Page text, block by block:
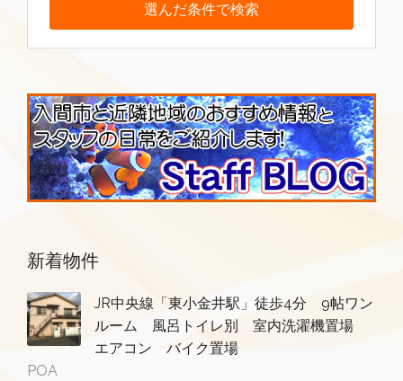
新着物件
JR中央線「東小金井駅」徒歩4分 9帖ワン
ルーム 風呂トイレ別 室内洗濯機置場
エアコン バイク置場
POA